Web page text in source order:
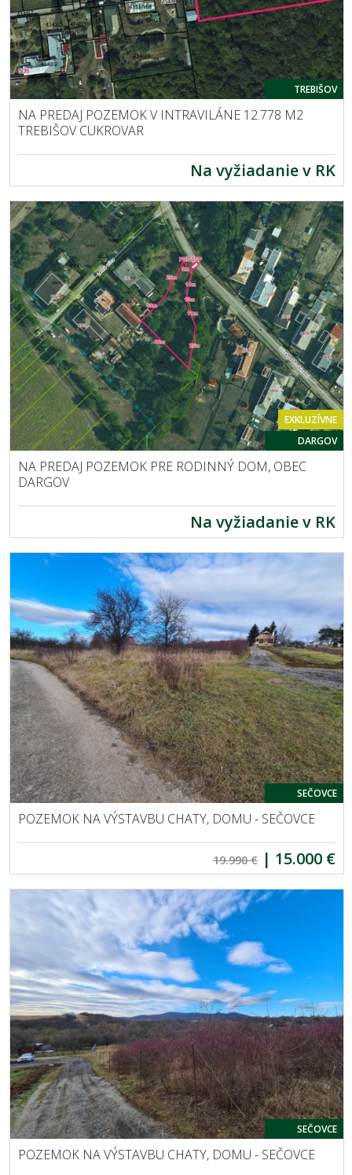
TREBIŠOV
NA PREDAJ POZEMOK V INTRAVILÁNE 12.778 M2
TREBIŠOV CUKROVAR
Na vyžiadanie v RK
EXKLUZÍVNE
DARGOV
NA PREDAJ POZEMOK PRE RODINNÝ DOM, OBEC
DARGOV
Na vyžiadanie v RK
SEČOVCE
POZEMOK NA VÝSTAVBU CHATY, DOMU - SEČOVCE
19.990 € | 15.000 €
SEČOVCE
POZEMOK NA VÝSTAVBU CHATY, DOMU - SEČOVCE